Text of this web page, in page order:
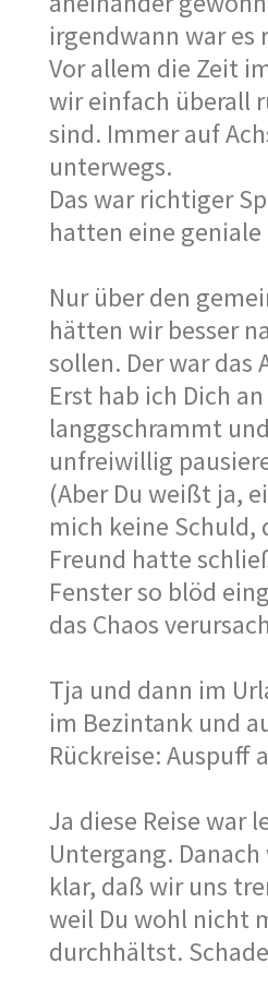
irgendwann war
Vor allem die Zeit
wir einfach überall
sind. Immer auf
unterwegs.
Das war richtiger
hatten eine geniale
Nur über den
hätten wir besser
sollen. Der war das
Erst hab ich Dich
langgschrammt
unfreiwillig
(Aber Du weißt ja,
mich keine Schuld,
Freund hatte
Fenster so blöd
das Chaos
Tja und dann im
im Bezintank und
Rückreise: Auspuff
Ja diese Reise war
Untergang.
klar, daß wir uns
weil Du wohl nicht
durchhältst.